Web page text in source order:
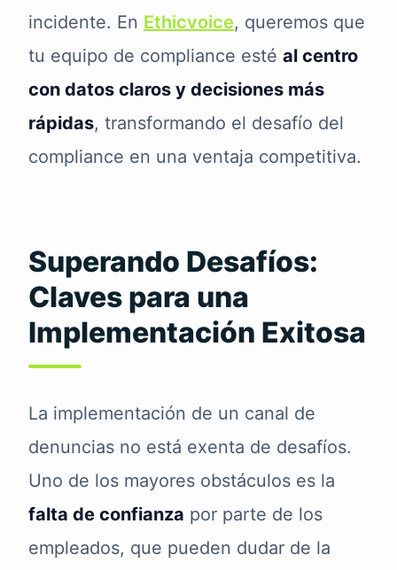
incidente. En Ethicvoice, queremos que
tu equipo de compliance esté al centro
con datos claros y decisiones más
rápidas, transformando el desafío del
compliance en una ventaja competitiva.
Superando Desafíos:
Claves para una
Implementación Exitosa
La implementación de un canal de
denuncias no está exenta de desafíos.
Uno de los mayores obstáculos es la
falta de confianza por parte de los
empleados, que pueden dudar de la